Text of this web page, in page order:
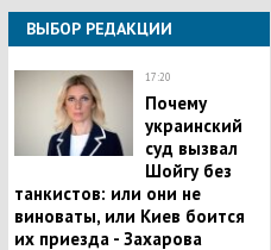
ВЫБОР РЕДАКЦИИ
17:20
Почему
украинский
суд вызвал
Шойгу без
танкистов: или они не
виноваты, или Киев боится
их приезда - Захарова